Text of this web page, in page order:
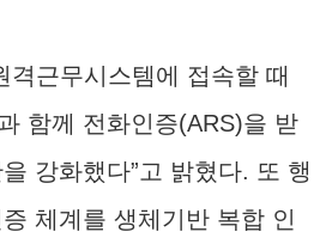
격근무시스템에 접속할 때
함께 전화인증(ARS)을 받
강화했다”고 밝혔다. 또 행
체계를 생체기반 복합 인